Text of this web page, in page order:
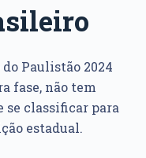
Paulistão 2024
fase, não tem
se classificar para
estadual.